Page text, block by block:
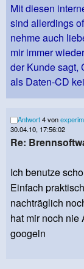
Mit diesen
sind allerdings
nehme auch
mir immer
der Kunde sagt,
als Daten-CD
Antwort4 von
30.04.10, 17:56:02
Re:
Ich benutze
Einfach
nachträglich
hat mir noch nie
googeln